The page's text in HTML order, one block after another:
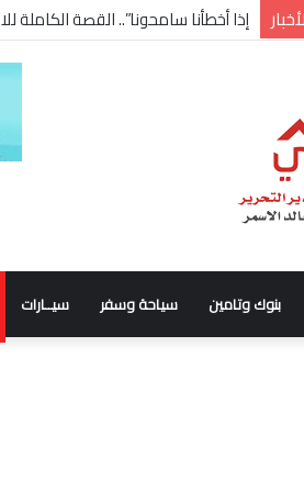
شركة “Scope Developments” تعلن تولي أحمد كمال عيسى منصب الرئيس التنفيذي للقطاع التجاري
بنوك وتامين سياحة وسفر سيــارات